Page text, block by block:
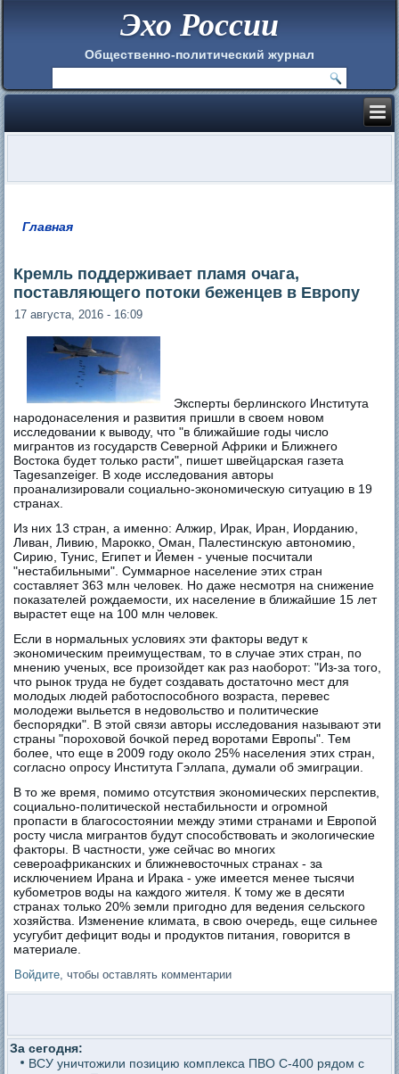
Эхо России
Общественно-политический журнал
Главная
Кремль поддерживает пламя очага,
поставляющего потоки беженцев в Европу
17 августа, 2016 - 16:09
Эксперты берлинского Института
народонаселения и развития пришли в своем новом
исследовании к выводу, что "в ближайшие годы число
мигрантов из государств Северной Африки и Ближнего
Востока будет только расти", пишет швейцарская газета
Tagesanzeiger. В ходе исследования авторы
проанализировали социально-экономическую ситуацию в 19
странах.
Из них 13 стран, а именно: Алжир, Ирак, Иран, Иорданию,
Ливан, Ливию, Марокко, Оман, Палестинскую автономию,
Сирию, Тунис, Египет и Йемен - ученые посчитали
"нестабильными". Суммарное население этих стран
составляет 363 млн человек. Но даже несмотря на снижение
показателей рождаемости, их население в ближайшие 15 лет
вырастет еще на 100 млн человек.
Если в нормальных условиях эти факторы ведут к
экономическим преимуществам, то в случае этих стран, по
мнению ученых, все произойдет как раз наоборот: "Из-за того,
что рынок труда не будет создавать достаточно мест для
молодых людей работоспособного возраста, перевес
молодежи выльется в недовольство и политические
беспорядки". В этой связи авторы исследования называют эти
страны "пороховой бочкой перед воротами Европы". Тем
более, что еще в 2009 году около 25% населения этих стран,
согласно опросу Института Гэллапа, думали об эмиграции.
В то же время, помимо отсутствия экономических перспектив,
социально-политической нестабильности и огромной
пропасти в благосостоянии между этими странами и Европой
росту числа мигрантов будут способствовать и экологические
факторы. В частности, уже сейчас во многих
североафриканских и ближневосточных странах - за
исключением Ирана и Ирака - уже имеется менее тысячи
кубометров воды на каждого жителя. К тому же в десяти
странах только 20% земли пригодно для ведения сельского
хозяйства. Изменение климата, в свою очередь, еще сильнее
усугубит дефицит воды и продуктов питания, говорится в
материале.
Войдите , чтобы оставлять комментарии
За сегодня:
ВСУ уничтожили позицию комплекса ПВО С-400 рядом с